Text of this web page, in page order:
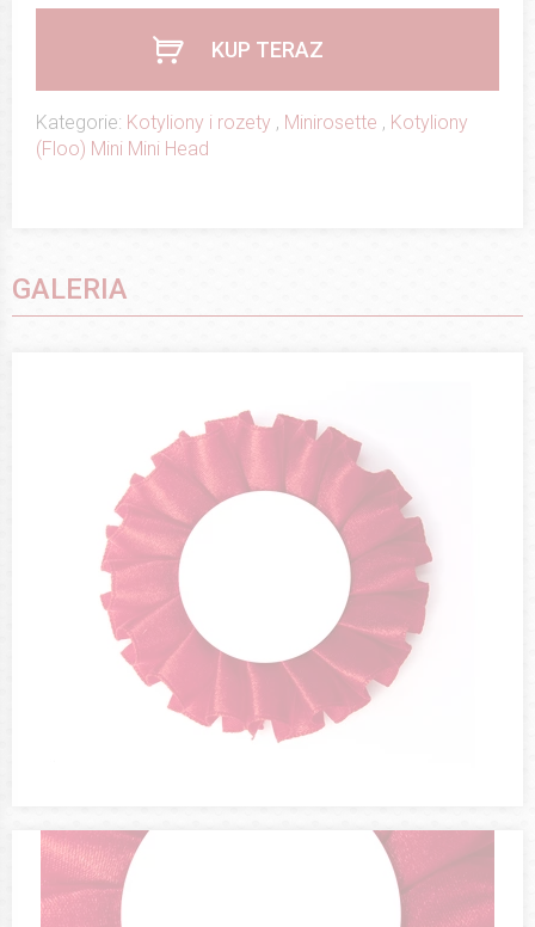
KUP TERAZ
Kategorie: Kotyliony i rozety , Minirosette , Kotyliony
(Floo) Mini Mini Head
GALERIA